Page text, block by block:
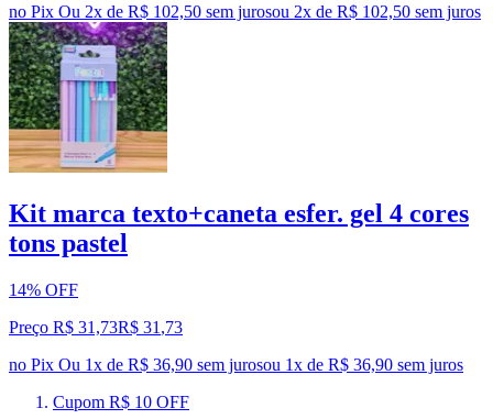
no Pix Ou 2x de R$ 102,50 sem jurosou 2x de R$ 102,50 sem juros
Kit marca texto+caneta esfer. gel 4 cores
tons pastel
14% OFF
Preço R$ 31,73R$ 31 ,73
no Pix Ou 1x de R$ 36,90 sem jurosou 1x de R$ 36,90 sem juros
Cupom R$ 10 OFF